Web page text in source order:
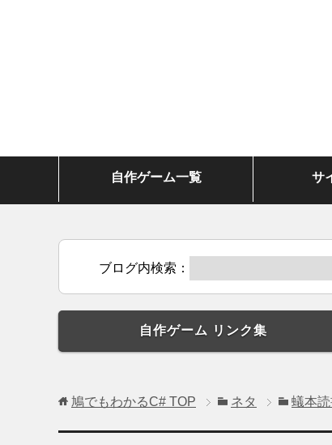
自作ゲーム一覧 サ
ブログ内検索：
自作ゲーム リンク集
鳩でもわかるC# TOP ネタ 蟻本